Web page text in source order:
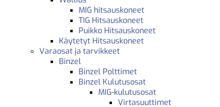
MIG hitsauskoneet
TIG Hitsauskoneet
Puikko Hitsauskoneet
Käytetyt Hitsauskoneet
Varaosat ja tarvikkeet
Binzel
Binzel Polttimet
Binzel Kulutusosat
MIG-kulutusosat
Virtasuuttimet